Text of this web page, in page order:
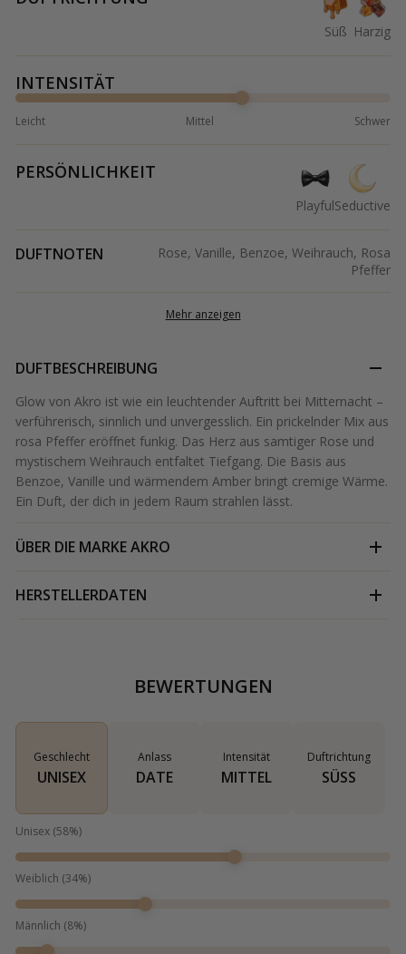
Süß Harzig
INTENSITÄT
Leicht Mittel Schwer
PERSÖNLICHKEIT
PlayfulSeductive
DUFTNOTEN
Rose, Vanille, Benzoe, Weihrauch, Rosa
Pfeffer
Mehr anzeigen
DUFTBESCHREIBUNG
Glow von Akro ist wie ein leuchtender Auftritt bei Mitternacht –
verführerisch, sinnlich und unvergesslich. Ein prickelnder Mix aus
rosa Pfeffer eröffnet funkig. Das Herz aus samtiger Rose und
mystischem Weihrauch entfaltet Tiefgang. Die Basis aus
Benzoe, Vanille und wärmendem Amber bringt cremige Wärme.
Ein Duft, der dich in jedem Raum strahlen lässt.
ÜBER DIE MARKEAKRO
HERSTELLERDATEN
BEWERTUNGEN
Geschlecht
UNISEX
Anlass
DATE
Intensität
MITTEL
Duftrichtung
SÜSS
Unisex (58%)
Weiblich (34%)
Männlich (8%)